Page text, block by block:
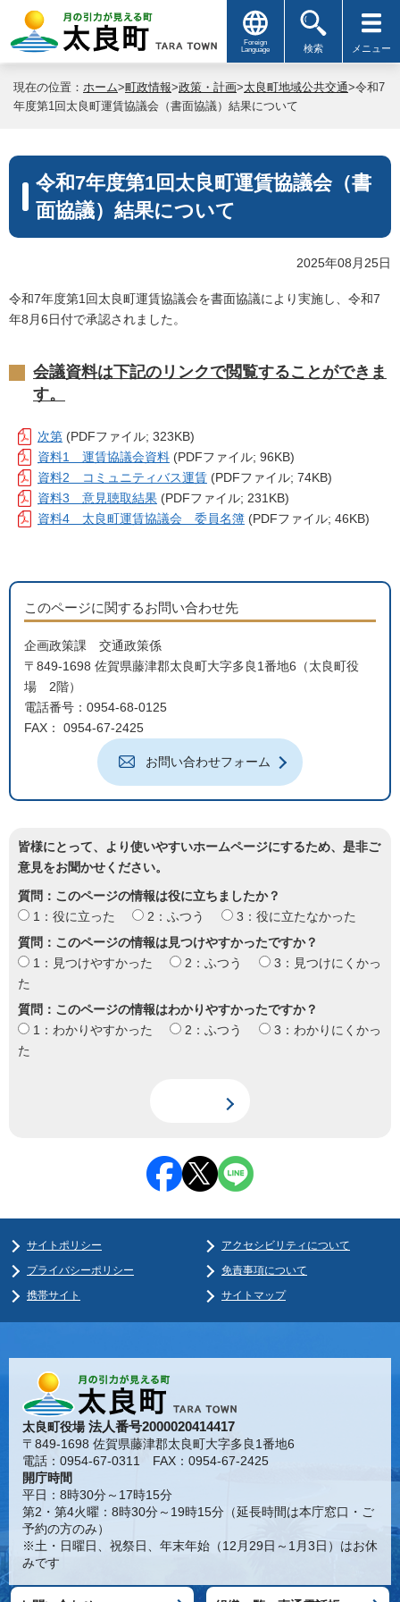
Foreign
Language
検索 メニュー
現在の位置： ホーム>町政情報>政策・計画>太良町地域公共交通>令和7
年度第1回太良町運賃協議会（書面協議）結果について
令和7年度第1回太良町運賃協議会（書
面協議）結果について
2025年08月25日
令和7年度第1回太良町運賃協議会を書面協議により実施し、令和7
年8月6日付で承認されました。
会議資料は下記のリンクで閲覧することができま
す。
次第 (PDFファイル; 323KB)
資料1 運賃協議会資料 (PDFファイル; 96KB)
資料2 コミュニティバス運賃 (PDFファイル; 74KB)
資料3 意見聴取結果 (PDFファイル; 231KB)
資料4 太良町運賃協議会 委員名簿 (PDFファイル; 46KB)
このページに関するお問い合わせ先
企画政策課 交通政策係
〒849-1698 佐賀県藤津郡太良町大字多良1番地6（太良町役
場 2階）
電話番号：0954-68-0125
FAX： 0954-67-2425
お問い合わせフォーム
皆様にとって、より使いやすいホームページにするため、是非ご
意見をお聞かせください。
質問：このページの情報は役に立ちましたか？
1：役に立った
2：ふつう
3：役に立たなかった
質問：このページの情報は見つけやすかったですか？
1：見つけやすかった
2：ふつう
3：見つけにくかっ
た
質問：このページの情報はわかりやすかったですか？
1：わかりやすかった
2：ふつう
3：わかりにくかっ
た
サイトポリシー
アクセシビリティについて
プライバシーポリシー
免責事項について
携帯サイト
サイトマップ
太良町役場法人番号2000020414417
〒849-1698 佐賀県藤津郡太良町大字多良1番地6
電話：0954-67-0311 FAX：0954-67-2425
開庁時間
平日：8時30分～17時15分
第2・第4火曜：8時30分～19時15分（延長時間は本庁窓口・ご
予約の方のみ）
※土・日曜日、祝祭日、年末年始（12月29日～1月3日）はお休
みです